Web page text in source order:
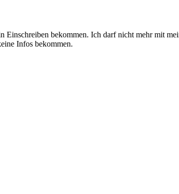
bekommen. Ich darf nicht mehr mit
Infos bekommen.